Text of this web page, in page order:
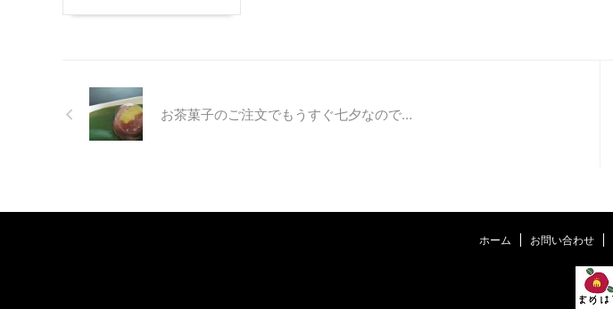
お茶菓子のご注文でもうすぐ七夕なので…
ホーム お問い合わせ